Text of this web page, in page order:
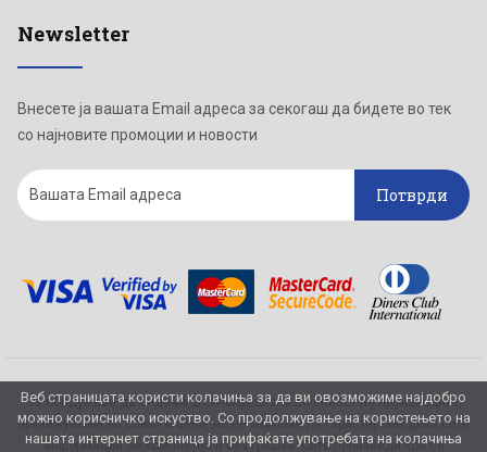
Веб страницата користи колачиња за да ви овозможиме најдобро
можно корисничко искуство. Со продолжување на користењето на
нашата интернет страница ја прифаќате употребата на колачиња
Newsletter
Внесете ја вашата Email адреса за секогаш да бидете во тек
со најновите промоции и новости
Потврди
Се обидуваме да бидеме што попрецизни во описот на производите,
прикажување на слики и цени, но не можеме да гарантираме дека сите
информации се комплетни и без грешка. Сите производи кои се